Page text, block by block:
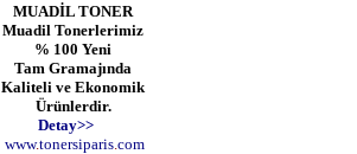
MUADİL TONER
Muadil Tonerlerimiz
% 100 Yeni
Tam Gramajında
Kaliteli ve Ekonomik
Ürünlerdir.
Detay>>
www.tonersiparis.com